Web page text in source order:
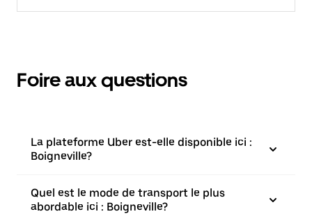
Foire aux questions
La plateforme Uber est-elle disponible ici :
Boigneville?
Quel est le mode de transport le plus
abordable ici : Boigneville?